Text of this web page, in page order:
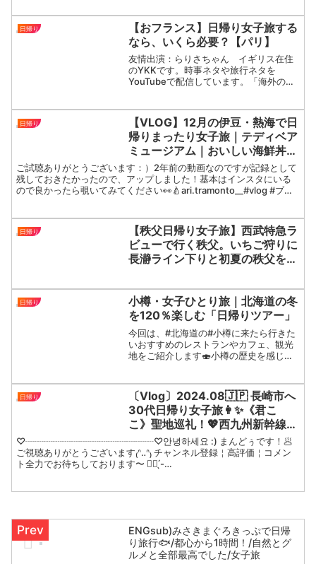
日帰り
【おフランス】日帰り女子旅する
なら、いくら必要？【パリ】
友情出演：らりさちゃん イギリス在住
のYKKです。時事ネタや旅行ネタを
YouTubeで配信しています。「海外のリ
～～～～～～～～～～～～～～～～～～
～～～～～●毎週【日...
日帰り
【VLOG】12月の伊豆・熱海で日
帰りまったり女子旅｜テディベア
ミュージアム｜おいしい海鮮丼に
テディベアカフェも｜japanese
vlog🌥
ご試聴ありがとうございます：）2年前の動画なのですが記録として
残しておきたかったので、アップしました！基本はインスタにいる
ので良かったら覗いてみてください👀🍐ari.tramonto__#vlog #ブイ
日帰り
【秩父日帰り女子旅】西武特急ラ
ビューで行く秩父。いちご狩りに
長瀞ライン下りと初夏の秩父を満
スリップ。 #日帰り旅行 ＃秩
父 ＃長瀞ライン下り ＃西武特
急ラビュー
日帰り
小樽・女子ひとり旅｜北海道の冬
を120％楽しむ「日帰りツアー」
今回は、#北海道の#小樽に来たら行きた
いおすすめのレストランやカフェ、観光
地をご紹介します🍣小樽の歴史を感じら
設をピックアップしました。北海道旅行
を予定している人、こ...
日帰り
〔Vlog〕2024.08🇯🇵 長崎市へ
30代日帰り女子旅👩✨️《君こ
こ》聖地巡礼！💖西九州新幹線で
博多から1時間半 🚄グラバー園￤
長崎県美術館￤トルコライス￤眼
鏡橋👓
♡┈┈┈┈┈┈┈┈┈┈┈┈┈┈♡안녕하세요 :) まんどぅです！🥟
ご視聴ありがとうございます₍ᐢ‥ᐢ₎ チャンネル登録￤高評価￤コメン
ト全力でお待ちしております〜 👍🏻 ̖́-
ENGsub)みさきまぐろきっぷで日帰
り旅行🐟/都心から1時間！/自然とグ
ルメと全部最高でした/女子旅